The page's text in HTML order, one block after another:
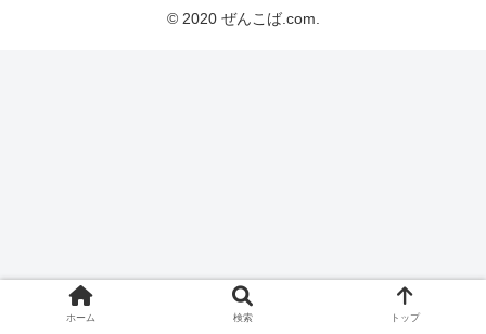
© 2020 ぜんこば.com.
ホーム 検索 トップ